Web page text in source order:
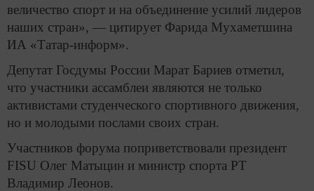
величество спорт и на объединение усилий лидеров
наших стран», — цитирует Фарида Мухаметшина
ИА «Татар-информ».
Депутат Госдумы России Марат Бариев отметил,
что участники ассамблеи являются не только
активистами студенческого спортивного движения,
но и молодыми послами своих стран.
Участников форума поприветствовали президент
FISU Олег Матыцин и министр спорта РТ
Владимир Леонов.